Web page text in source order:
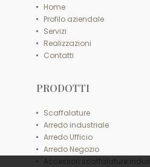
Home
Profilo aziendale
Servizi
Realizzazioni
Contatti
PRODOTTI
Scaffalature
Arredo industriale
Arredo Ufficio
Arredo Negozio
Accessori scaffalature